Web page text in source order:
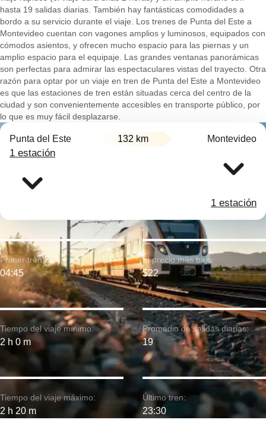
hasta 19 salidas diarias. También hay fantásticas comodidades a
bordo a su servicio durante el viaje. Los trenes de Punta del Este a
Montevideo cuentan con vagones amplios y luminosos, equipados con
cómodos asientos, y ofrecen mucho espacio para las piernas y un
amplio espacio para el equipaje. Las grandes ventanas panorámicas
son perfectas para admirar las espectaculares vistas del trayecto. Otra
razón para optar por un viaje en tren de Punta del Este a Montevideo
es que las estaciones de tren están situadas cerca del centro de la
ciudad y son convenientemente accesibles en transporte público, por
lo que es muy fácil desplazarse.
Punta del Este 132 km Montevideo
1 estación
1 estación
Tiempo del viaje mínimo:
2 h 0 m
Primer tren:
04:45
Tiempo del viaje máximo:
2 h 20 m
El precio más bajo:
$22
Promedio de salidas diarias:
19
Último tren:
23:30